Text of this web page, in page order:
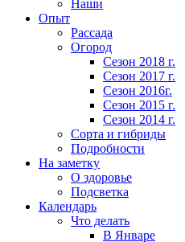
Наши
Опыт
Рассада
Огород
Сезон 2018 г.
Сезон 2017 г.
Сезон 2016г.
Сезон 2015 г.
Сезон 2014 г.
Сорта и гибриды
Подробности
На заметку
О здоровье
Подсветка
Календарь
Что делать
В Январе